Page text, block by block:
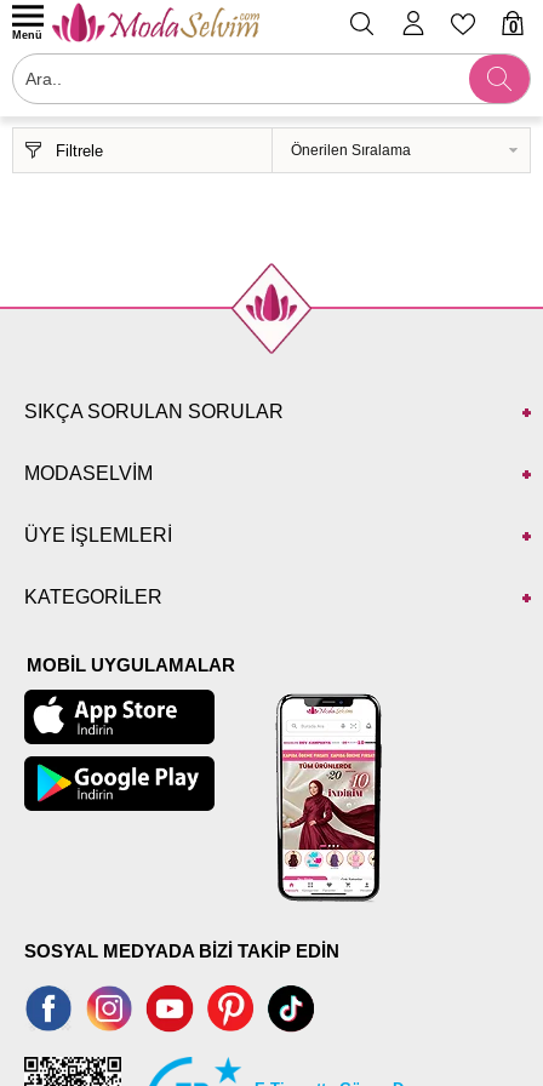
0
Menü
Filtrele
SIKÇA SORULAN SORULAR
MODASELVİM
ÜYE İŞLEMLERİ
KATEGORİLER
MOBİL UYGULAMALAR
SOSYAL MEDYADA BİZİ TAKİP EDİN